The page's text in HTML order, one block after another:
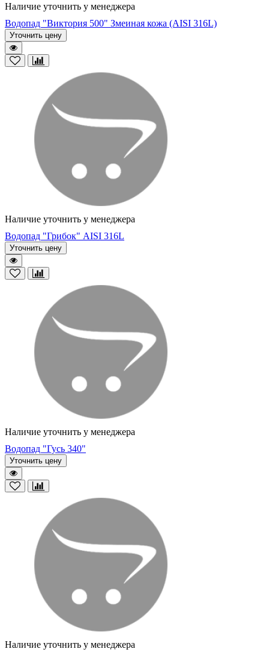
Наличие уточнить у менеджера
Водопад "Виктория 500" Змеиная кожа (AISI 316L)
Уточнить цену
Наличие уточнить у менеджера
Водопад "Грибок" AISI 316L
Уточнить цену
Наличие уточнить у менеджера
Водопад "Гусь 340"
Уточнить цену
Наличие уточнить у менеджера